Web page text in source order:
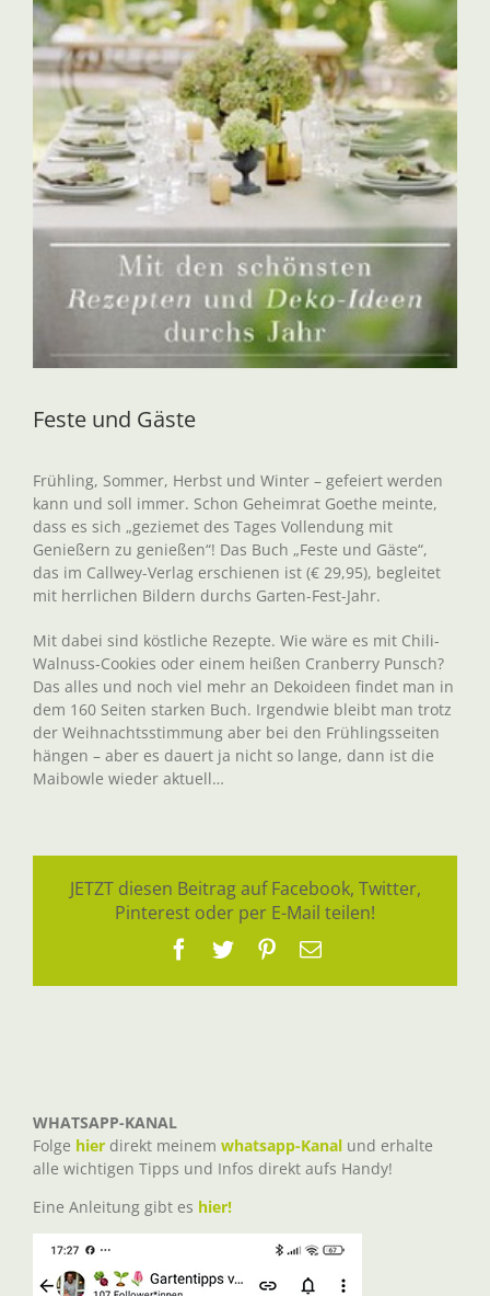
Feste und Gäste
Frühling, Sommer, Herbst und Winter – gefeiert werden
kann und soll immer. Schon Geheimrat Goethe meinte,
dass es sich „geziemet des Tages Vollendung mit
Genießern zu genießen“! Das Buch „Feste und Gäste“,
das im Callwey-Verlag erschienen ist (€ 29,95), begleitet
mit herrlichen Bildern durchs Garten-Fest-Jahr.
Mit dabei sind köstliche Rezepte. Wie wäre es mit Chili-
Walnuss-Cookies oder einem heißen Cranberry Punsch?
Das alles und noch viel mehr an Dekoideen findet man in
dem 160 Seiten starken Buch. Irgendwie bleibt man trotz
der Weihnachtsstimmung aber bei den Frühlingsseiten
hängen – aber es dauert ja nicht so lange, dann ist die
Maibowle wieder aktuell…
JETZT diesen Beitrag auf Facebook, Twitter,
Pinterest oder per E-Mail teilen!
Facebook
TwitterPinterest
E-
WHATSAPP-KANAL
Folge hier direkt meinem whatsapp-Kanal und erhalte
alle wichtigen Tipps und Infos direkt aufs Handy!
Eine Anleitung gibt es hier!